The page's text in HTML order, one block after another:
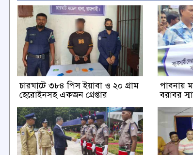
চারঘাটে ৩৮৪ পিস ইয়াবা ও ২০ গ্রাম
হেরোইনসহ একজন গ্রেপ্তার
পাবনায়
বরাবর